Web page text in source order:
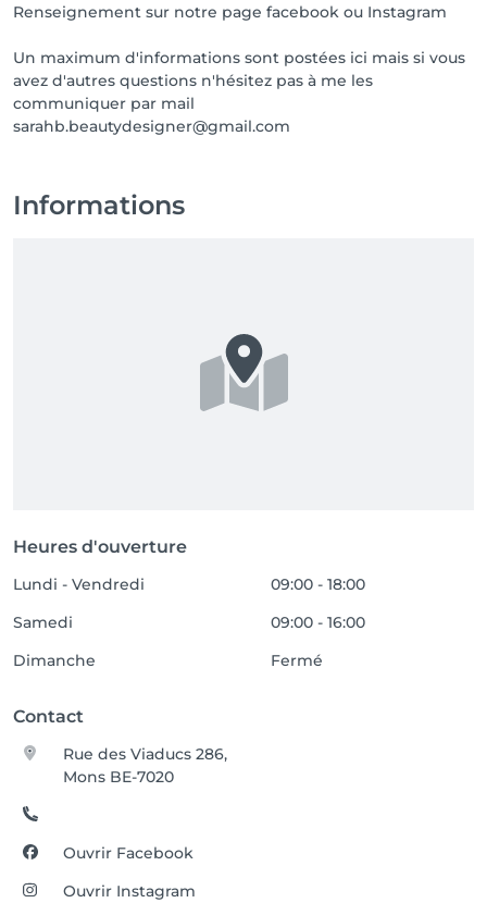
Renseignement sur notre page facebook ou Instagram
Un maximum d'informations sont postées ici mais si vous
avez d'autres questions n'hésitez pas à me les
communiquer par mail
sarahb.beautydesigner@gmail.com
Informations
Heures d'ouverture
Lundi - Vendredi
09:00 - 18:00
Samedi
09:00 - 16:00
Dimanche
Fermé
Contact
Rue des Viaducs 286,
Mons BE-7020
Ouvrir Facebook
Ouvrir Instagram